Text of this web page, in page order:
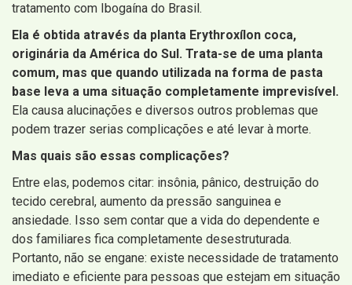
tratamento com Ibogaína do Brasil.
Ela é obtida através da planta Erythroxílon coca,
originária da América do Sul. Trata-se de uma planta
comum, mas que quando utilizada na forma de pasta
base leva a uma situação completamente imprevisível.
Ela causa alucinações e diversos outros problemas que
podem trazer serias complicações e até levar à morte.
Mas quais são essas complicações?
Entre elas, podemos citar: insônia, pânico, destruição do
tecido cerebral, aumento da pressão sanguinea e
ansiedade. Isso sem contar que a vida do dependente e
dos familiares fica completamente desestruturada.
Portanto, não se engane: existe necessidade de tratamento
imediato e eficiente para pessoas que estejam em situação